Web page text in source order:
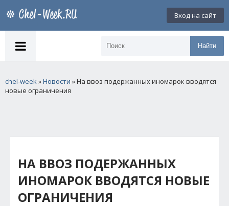
Вход на сайт
Найти
chel-week»Новости » На ввоз подержанных иномарок вводятся
новые ограничения
НА ВВОЗ ПОДЕРЖАННЫХ
ИНОМАРОК ВВОДЯТСЯ НОВЫЕ
ОГРАНИЧЕНИЯ